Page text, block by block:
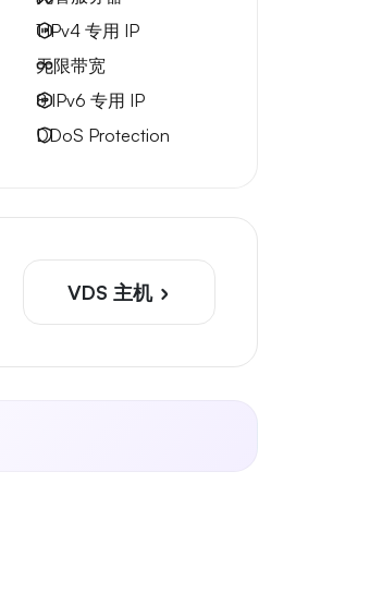
1 IPv4 专用 IP
无限带宽
8 IPv6 专用 IP
DDoS Protection
VDS 主机